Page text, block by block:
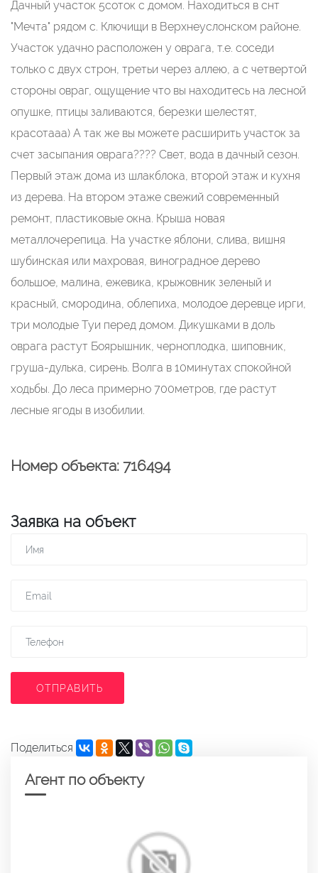
Дачный участок 5соток с домом. Находиться в снт
"Мечта" рядом с. Ключищи в Верхнеуслонском районе.
Участок удачно расположен у оврага, т.е. соседи
только с двух строн, третьи через аллею, а с четвертой
стороны овраг, ощущение что вы находитесь на лесной
опушке, птицы заливаются, березки шелестят,
красотааа) А так же вы можете расширить участок за
счет засыпания оврага???? Свет, вода в дачный сезон.
Первый этаж дома из шлакблока, второй этаж и кухня
из дерева. На втором этаже свежий современный
ремонт, пластиковые окна. Крыша новая
металлочерепица. На участке яблони, слива, вишня
шубинская или махровая, виноградное дерево
большое, малина, ежевика, крыжовник зеленый и
красный, смородина, облепиха, молодое деревце ирги,
три молодые Туи перед домом. Дикушками в доль
оврага растут Боярышник, черноплодка, шиповник,
груша-дулька, сирень. Волга в 10минутах спокойной
ходьбы. До леса примерно 700метров, где растут
лесные ягоды в изобилии.
Номер объекта: 716494
Заявка на объект
ОТПРАВИТЬ
Поделиться
Агент по объекту